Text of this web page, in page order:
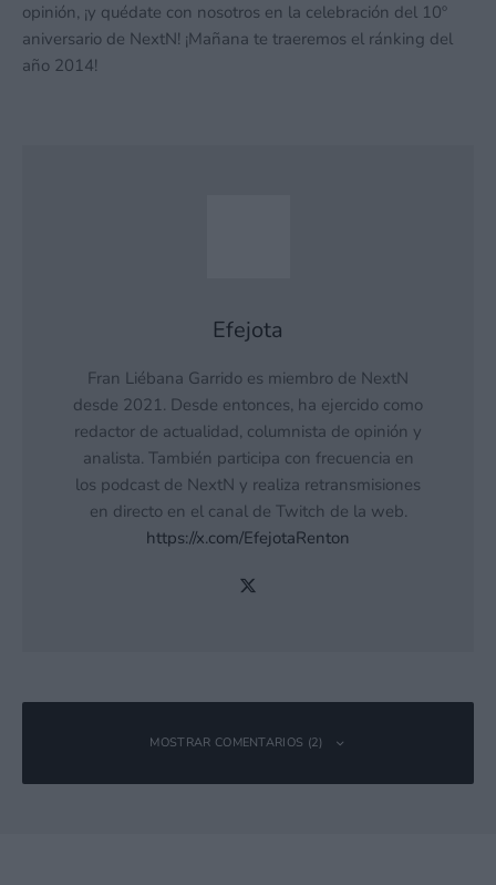
opinión, ¡y quédate con nosotros en la celebración del 10º
aniversario de NextN! ¡Mañana te traeremos el ránking del
año 2014!
Efejota
Fran Liébana Garrido es miembro de NextN
desde 2021. Desde entonces, ha ejercido como
redactor de actualidad, columnista de opinión y
analista. También participa con frecuencia en
los podcast de NextN y realiza retransmisiones
en directo en el canal de Twitch de la web.
https://x.com/EfejotaRenton
MOSTRAR COMENTARIOS (2)